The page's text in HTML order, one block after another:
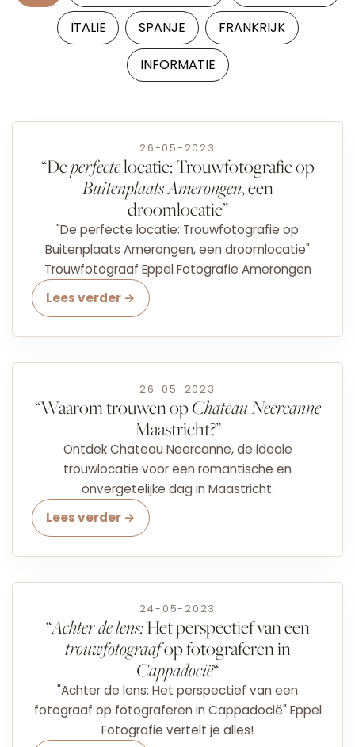
ITALIË SPANJE FRANKRIJK
INFORMATIE
26-05-2023
“Deperfectelocatie: Trouwfotografie op
Buitenplaats Amerongen, een
droomlocatie”
"De perfecte locatie: Trouwfotografie op
Buitenplaats Amerongen, een droomlocatie"
Trouwfotograaf Eppel Fotografie Amerongen
Lees verder →
26-05-2023
“Waarom trouwen opChateau Neercanne
Maastricht?”
Ontdek Chateau Neercanne, de ideale
trouwlocatie voor een romantische en
onvergetelijke dag in Maastricht.
Lees verder →
24-05-2023
“Achter de lens:Het perspectief van een
trouwfotograafop fotograferen in
Cappadocië“
"Achter de lens: Het perspectief van een
fotograaf op fotograferen in Cappadocië" Eppel
Fotografie vertelt je alles!